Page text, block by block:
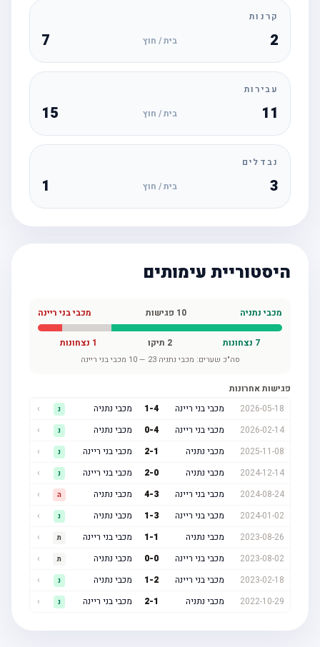
קרנות
בית / חוץ
עבירות
11 בית / חוץ 15
נבדלים
בית / חוץ
היסטוריית עימותים
מכבי נתניה 10פגישות מכבי בני ריינה
נצחונות תיקו נצחונות
סה"כ שערים:מכבי נתניה 23
—
10 מכבי בני ריינה
פגישות אחרונות
2026-05-18
מכבי בני ריינה 1 מכבי נתניה
2026-02-14
מכבי בני ריינה 0 מכבי נתניה
2025-11-08
מכבי נתניה 2 מכבי בני ריינה
2024-12-14
מכבי נתניה 2 מכבי בני ריינה
2024-08-24
מכבי בני ריינה 4 מכבי נתניה
2024-01-02
מכבי בני ריינה 1 מכבי נתניה
2023-08-26
מכבי נתניה 1 מכבי בני ריינה
2023-08-02
מכבי בני ריינה 0 מכבי נתניה
2023-02-18
מכבי בני ריינה 1 מכבי נתניה
2022-10-29
מכבי נתניה 2 מכבי בני ריינה